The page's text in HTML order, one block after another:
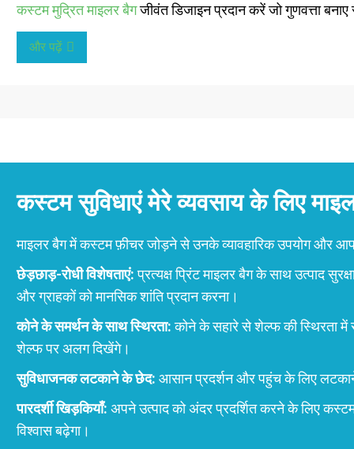
कस्टम मुद्रित माइलर बैगजीवंत डिजाइन प्रदान करें जो गुणवत्ता
और पढ़ें
कस्टम सुविधाएं मेरे व्यवसाय के लिए
माइलर बैग में कस्टम फ़ीचर जोड़ने से उनके व्यावहारिक उपयोग और
छेड़छाड़-रोधी विशेषताएं:प्रत्यक्ष प्रिंट माइलर बैग के साथ उत्पाद
और ग्राहकों को मानसिक शांति प्रदान करना।
कोने के समर्थन के साथ स्थिरता:कोने के सहारे से शेल्फ की स्थिरता
शेल्फ पर अलग दिखेंगे।
सुविधाजनक लटकाने के छेद: आसान प्रदर्शन और पहुंच के लिए लटकाने
पारदर्शी खिड़कियाँ: अपने उत्पाद को अंदर प्रदर्शित करने के लिए
विश्वास बढ़ेगा।